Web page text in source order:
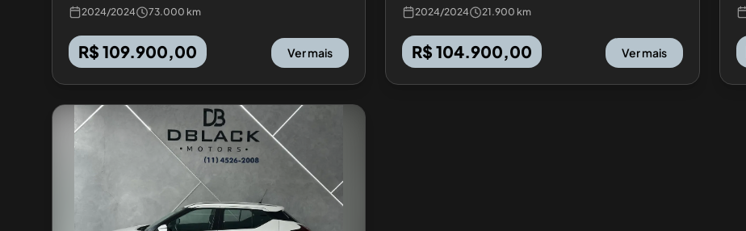
2024/2024 73.000 km
R$ 109.900,00 Ver mais
2024/2024 21.900 km
R$ 104.900,00 Ver mais